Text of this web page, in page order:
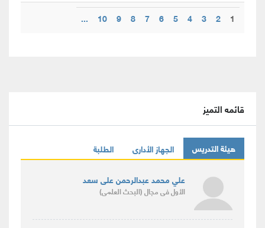
1
2
3
4
5
6
7
8
9
10
...
قائمه التميز
هيئة التدريس الجهاز الأدارى الطلبة
علي محمد عبدالرحمن على سعد
الأولفى مجال(البحث العلمى)